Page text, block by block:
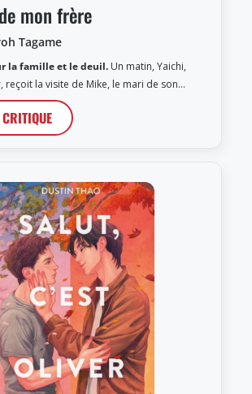
mon frère
Tagame
la famille et le deuil. Un matin, Yaichi,
reçoit la visite de Mike, le mari de son…